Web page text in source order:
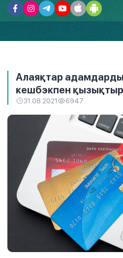
Алаяқтар
кешбэкпен
31.08.2021 6947